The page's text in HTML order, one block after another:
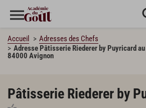
Accueil
Adresses des Chefs
Adresse Pâtisserie Riederer by Puyricard
84000 Avignon
Pâtisserie Riederer by